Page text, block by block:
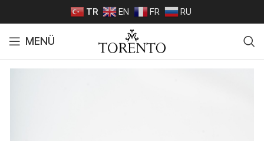
TR EN FR RU
MENÜ